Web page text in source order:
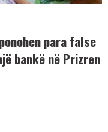
para false
bankë në Prizren